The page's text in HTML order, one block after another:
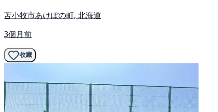
苫小牧市あけぼの町, 北海道
3個月前
收藏